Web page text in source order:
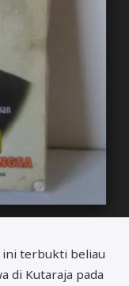
ini terbukti beliau
di Kutaraja pada